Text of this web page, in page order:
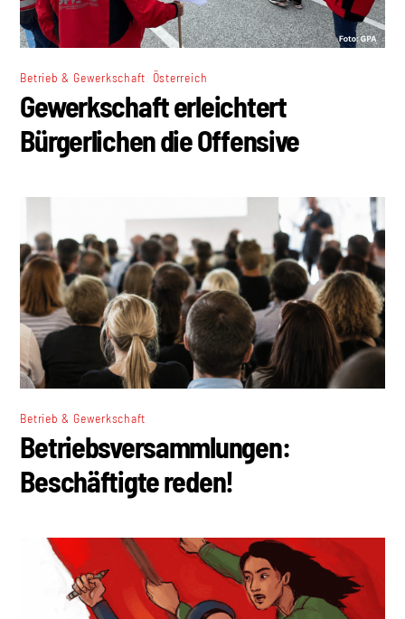
Betrieb & Gewerkschaft Österreich
Gewerkschaft erleichtert
Bürgerlichen die Offensive
Betrieb & Gewerkschaft
Betriebsversammlungen:
Beschäftigte reden!